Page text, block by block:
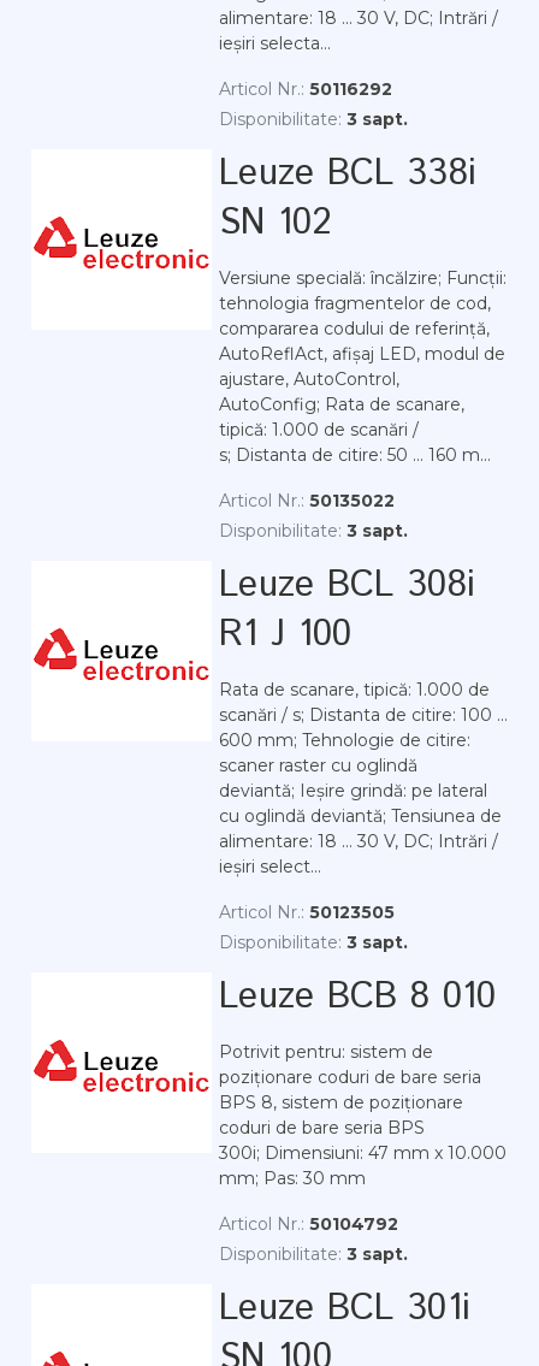
alimentare: 18 ... 30 V, DC; Intrări /
ieșiri selecta...
Articol Nr.: 50116292
Disponibilitate: 3 sapt.
Leuze BCL 338i
SN 102
Versiune specială: încălzire; Funcții:
tehnologia fragmentelor de cod,
compararea codului de referință,
AutoReflAct, afișaj LED, modul de
ajustare, AutoControl,
AutoConfig; Rata de scanare,
tipică: 1.000 de scanări /
s; Distanta de citire: 50 ... 160 m...
Articol Nr.: 50135022
Disponibilitate: 3 sapt.
Leuze BCL 308i
R1 J 100
Rata de scanare, tipică: 1.000 de
scanări / s; Distanta de citire: 100 ...
600 mm; Tehnologie de citire:
scaner raster cu oglindă
deviantă; Ieșire grindă: pe lateral
cu oglindă deviantă; Tensiunea de
alimentare: 18 ... 30 V, DC; Intrări /
ieșiri select...
Articol Nr.: 50123505
Disponibilitate: 3 sapt.
Leuze BCB 8 010
Potrivit pentru: sistem de
poziționare coduri de bare seria
BPS 8, sistem de poziționare
coduri de bare seria BPS
300i; Dimensiuni: 47 mm x 10.000
mm; Pas: 30 mm
Articol Nr.: 50104792
Disponibilitate: 3 sapt.
Leuze BCL 301i